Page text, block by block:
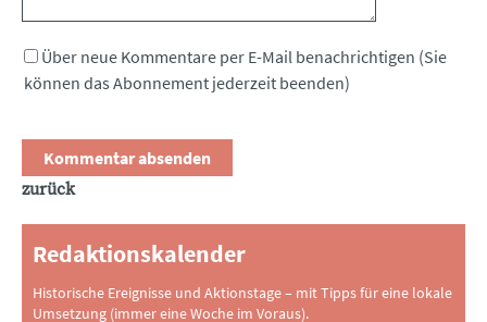
Über neue Kommentare per E-Mail benachrichtigen (Sie
können das Abonnement jederzeit beenden)
zurück
Redaktionskalender
Historische Ereignisse und Aktionstage – mit Tipps für eine lokale
Umsetzung (immer eine Woche im Voraus).